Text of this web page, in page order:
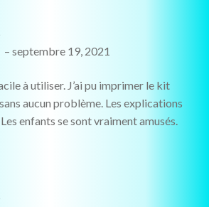
– septembre 19, 2021
à utiliser. J’ai pu imprimer le kit
aucun problème. Les explications
enfants se sont vraiment amusés.